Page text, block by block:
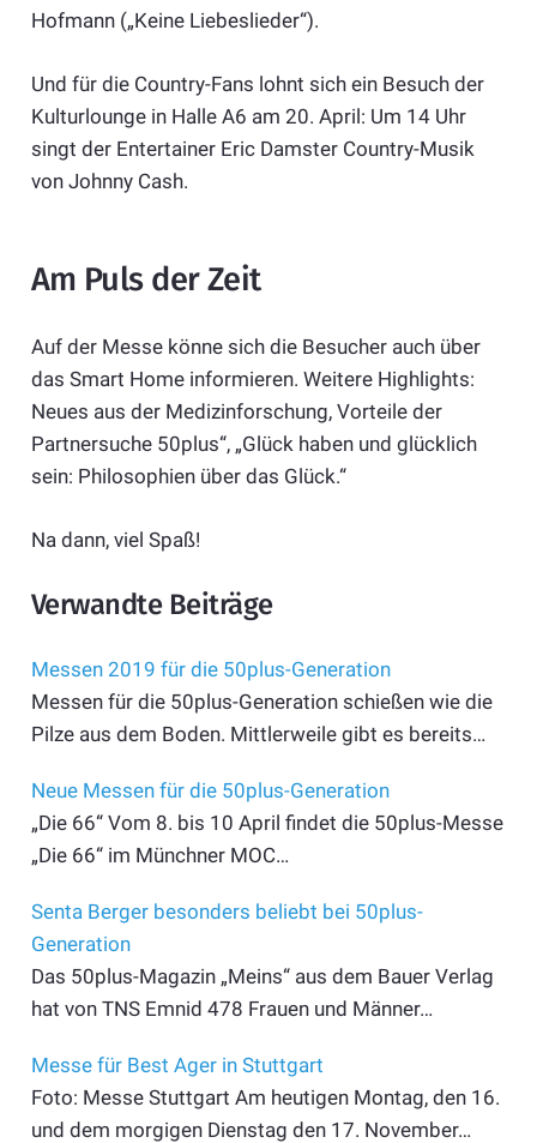
Hofmann („Keine Liebeslieder“).
Und für die Country-Fans lohnt sich ein Besuch der
Kulturlounge in Halle A6 am 20. April: Um 14 Uhr
singt der Entertainer Eric Damster Country-Musik
von Johnny Cash.
Am Puls der Zeit
Auf der Messe könne sich die Besucher auch über
das Smart Home informieren. Weitere Highlights:
Neues aus der Medizinforschung, Vorteile der
Partnersuche 50plus“, „Glück haben und glücklich
sein: Philosophien über das Glück.“
Na dann, viel Spaß!
Verwandte Beiträge
Messen 2019 für die 50plus-Generation
Messen für die 50plus-Generation schießen wie die
Pilze aus dem Boden. Mittlerweile gibt es bereits…
Neue Messen für die 50plus-Generation
„Die 66“ Vom 8. bis 10 April findet die 50plus-Messe
„Die 66“ im Münchner MOC…
Senta Berger besonders beliebt bei 50plus-
Generation
Das 50plus-Magazin „Meins“ aus dem Bauer Verlag
hat von TNS Emnid 478 Frauen und Männer…
Messe für Best Ager in Stuttgart
Foto: Messe Stuttgart Am heutigen Montag, den 16.
und dem morgigen Dienstag den 17. November…